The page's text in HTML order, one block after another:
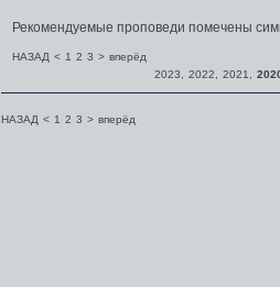
Рекомендуемые проповеди помечены
НАЗАД < 1 2 3 > вперёд
2023
2022 2021
НАЗАД < 1 2 3 > вперёд